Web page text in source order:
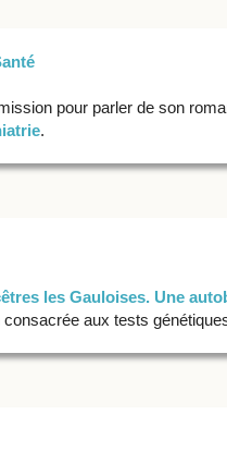
pour parler de son
.
les Gauloises. Une
aux tests